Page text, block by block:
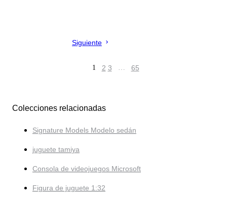
Siguiente
1 2 3 … 65
Colecciones relacionadas
Signature Models Modelo sedán
juguete tamiya
Consola de videojuegos Microsoft
Figura de juguete 1:32